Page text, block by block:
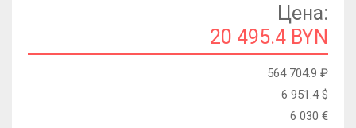
Цена:
20 495.4 BYN
564 704.9 ₽
6 951.4$
6 030 €